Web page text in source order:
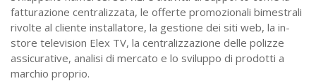
fatturazione centralizzata, le offerte promozionali bimestrali
rivolte al cliente installatore, la gestione dei siti web, la in-
store television Elex TV, la centralizzazione delle polizze
assicurative, analisi di mercato e lo sviluppo di prodotti a
marchio proprio.